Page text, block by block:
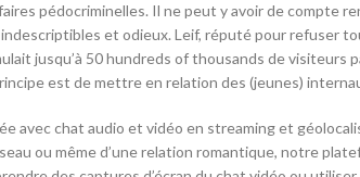
pédocriminelles. Il ne peut y avoir de compte
et odieux. Leif, réputé pour refuser
jusqu’à 50 hundreds of thousands de
est de mettre en relation des (jeunes)
avec chat audio et vidéo en streaming et
ou même d’une relation romantique, notre